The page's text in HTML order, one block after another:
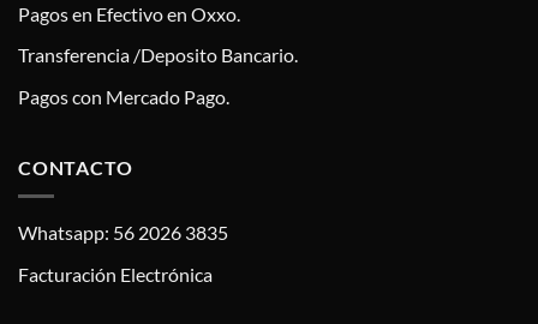
Pagos en Efectivo en Oxxo.
Transferencia /Deposito Bancario.
Pagos con Mercado Pago.
CONTACTO
Whatsapp: 56 2026 3835
Facturación Electrónica